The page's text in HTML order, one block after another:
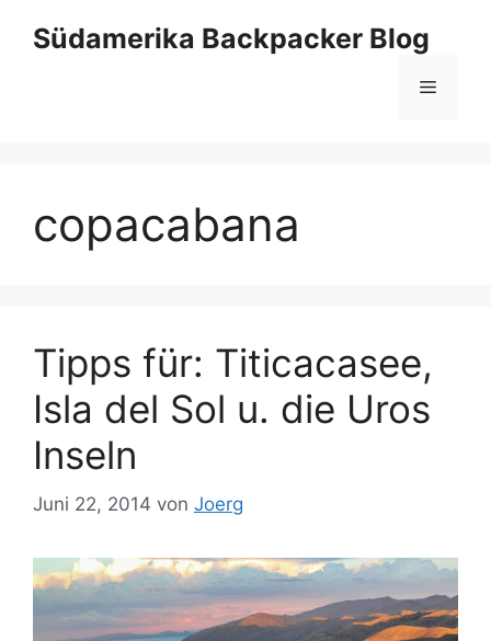
InhaltSüdamerika Backpacker Blog
Menü
copacabana
Tipps für: Titicacasee,
Isla del Sol u. die Uros
Inseln
Juni 22, 2014 von Joerg